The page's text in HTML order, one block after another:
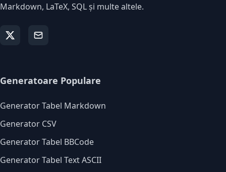
Markdown, LaTeX, SQL și multe altele.
Generatoare Populare
Generator Tabel Markdown
Generator CSV
Generator Tabel BBCode
Generator Tabel Text ASCII